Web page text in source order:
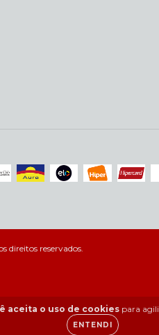
aceita o uso de cookiespara
ENTENDI
direitos reservados.